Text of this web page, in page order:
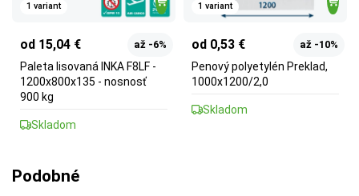
1 variant
od 15,04 € až -6%
Paleta lisovaná INKA F8LF -
1200x800x135 - nosnosť
900 kg
Skladom
1 variant
od 0,53 € až -10%
Penový polyetylén Preklad,
1000x1200/2,0
Skladom
Podobné